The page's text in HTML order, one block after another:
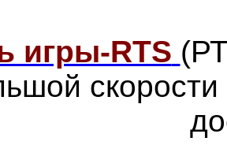
игры-RTS
скорости